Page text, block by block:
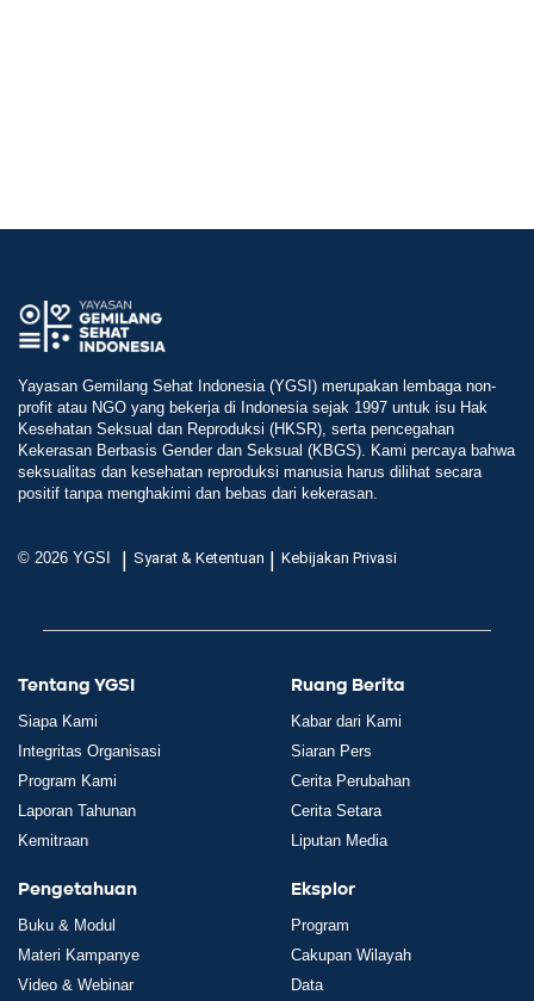
Yayasan Gemilang Sehat Indonesia (YGSI) merupakan lembaga non-
profit atau NGO yang bekerja di Indonesia sejak 1997 untuk isu Hak
Kesehatan Seksual dan Reproduksi (HKSR), serta pencegahan
Kekerasan Berbasis Gender dan Seksual (KBGS). Kami percaya bahwa
seksualitas dan kesehatan reproduksi manusia harus dilihat secara
positif tanpa menghakimi dan bebas dari kekerasan.
© 2026 YGSI | Syarat & Ketentuan | Kebijakan Privasi
Tentang YGSI
Siapa Kami
Integritas Organisasi
Program Kami
Laporan Tahunan
Kemitraan
Ruang Berita
Kabar dari Kami
Siaran Pers
Cerita Perubahan
Cerita Setara
Liputan Media
Pengetahuan
Buku & Modul
Materi Kampanye
Video & Webinar
Eksplor
Program
Cakupan Wilayah
Data